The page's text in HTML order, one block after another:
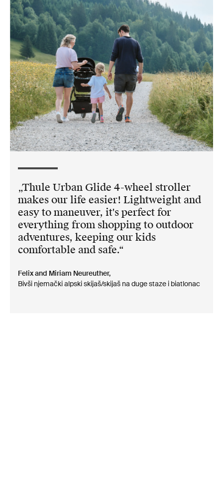
Thule Urban Glide 4-wheel stroller
makes our life easier! Lightweight and
easy to maneuver, it's perfect for
everything from shopping to outdoor
adventures, keeping our kids
comfortable and safe.
Felix and Miriam Neureuther,
Bivši njemački alpski skijaš/skijaš na duge staze i biatlonac